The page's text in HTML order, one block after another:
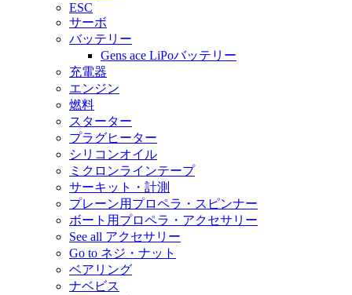
ESC
サーボ
バッテリー
Gens ace LiPoバッテリー
充電器
エンジン
燃料
スターター
プラグヒーター
シリコンオイル
ミクロンラインテープ
サーキット・計測
プレーン用プロペラ・スピンナー
ボート用プロペラ・アクセサリー
See all アクセサリー
Go to ネジ・ナット
ベアリング
ナベビス